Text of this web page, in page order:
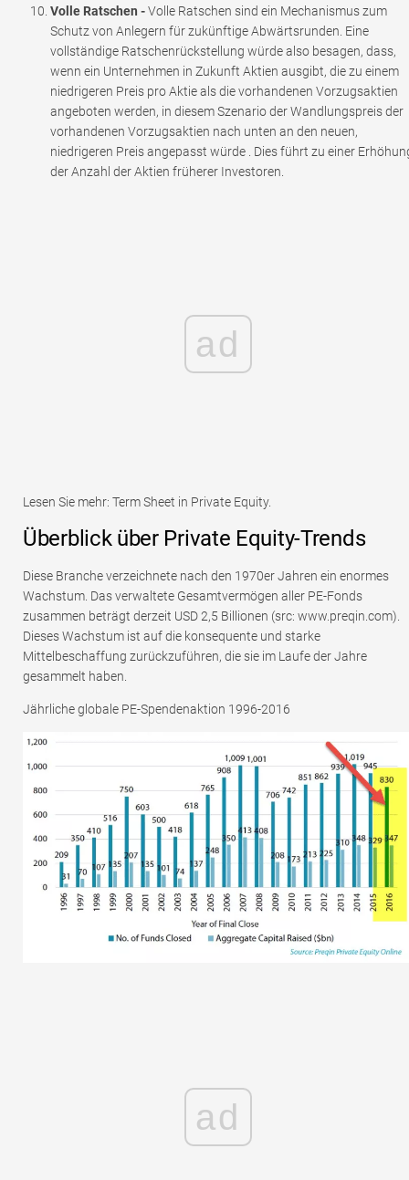
Volle Ratschen -Volle Ratschen sind ein Mechanismus zum
Schutz von Anlegern für zukünftige Abwärtsrunden. Eine
vollständige Ratschenrückstellung würde also besagen, dass,
wenn ein Unternehmen in Zukunft Aktien ausgibt, die zu einem
niedrigeren Preis pro Aktie als die vorhandenen Vorzugsaktien
angeboten werden, in diesem Szenario der Wandlungspreis der
vorhandenen Vorzugsaktien nach unten an den neuen,
niedrigeren Preis angepasst würde . Dies führt zu einer
der Anzahl der Aktien früherer Investoren.
ad
Lesen Sie mehr: Term Sheet in Private Equity.
Überblick über Private Equity-Trends
Diese Branche verzeichnete nach den 1970er Jahren ein enormes
Wachstum. Das verwaltete Gesamtvermögen aller PE-Fonds
zusammen beträgt derzeit USD 2,5 Billionen (src: www.preqin.com).
Dieses Wachstum ist auf die konsequente und starke
Mittelbeschaffung zurückzuführen, die sie im Laufe der Jahre
gesammelt haben.
Jährliche globale PE-Spendenaktion 1996-2016
ad